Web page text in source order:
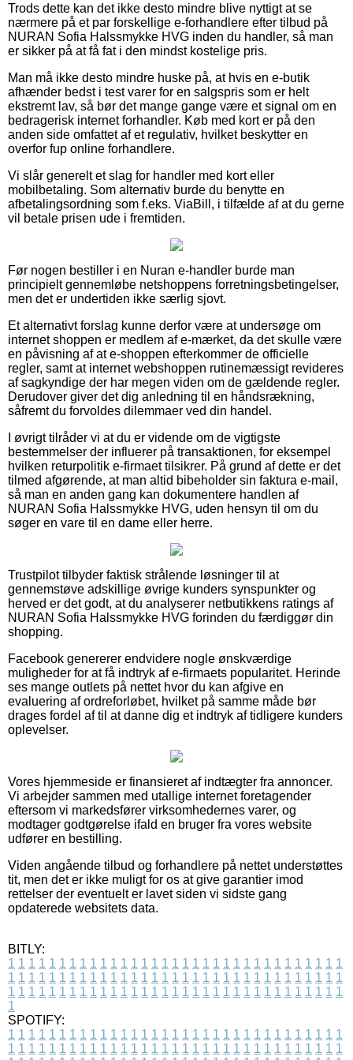
Trods dette kan det ikke desto mindre blive nyttigt at se
nærmere på et par forskellige e-forhandlere efter tilbud på
NURAN Sofia Halssmykke HVG inden du handler, så man
er sikker på at få fat i den mindst kostelige pris.
Man må ikke desto mindre huske på, at hvis en e-butik
afhænder bedst i test varer for en salgspris som er helt
ekstremt lav, så bør det mange gange være et signal om en
bedragerisk internet forhandler. Køb med kort er på den
anden side omfattet af et regulativ, hvilket beskytter en
overfor fup online forhandlere.
Vi slår generelt et slag for handler med kort eller
mobilbetaling. Som alternativ burde du benytte en
afbetalingsordning som f.eks. ViaBill, i tilfælde af at du gerne
vil betale prisen ude i fremtiden.
Før nogen bestiller i en Nuran e-handler burde man
principielt gennemløbe netshoppens forretningsbetingelser,
men det er undertiden ikke særlig sjovt.
Et alternativt forslag kunne derfor være at undersøge om
internet shoppen er medlem af e-mærket, da det skulle være
en påvisning af at e-shoppen efterkommer de officielle
regler, samt at internet webshoppen rutinemæssigt revideres
af sagkyndige der har megen viden om de gældende regler.
Derudover giver det dig anledning til en håndsrækning,
såfremt du forvoldes dilemmaer ved din handel.
I øvrigt tilråder vi at du er vidende om de vigtigste
bestemmelser der influerer på transaktionen, for eksempel
hvilken returpolitik e-firmaet tilsikrer. På grund af dette er det
tilmed afgørende, at man altid bibeholder sin faktura e-mail,
så man en anden gang kan dokumentere handlen af
NURAN Sofia Halssmykke HVG, uden hensyn til om du
søger en vare til en dame eller herre.
Trustpilot tilbyder faktisk strålende løsninger til at
gennemstøve adskillige øvrige kunders synspunkter og
herved er det godt, at du analyserer netbutikkens ratings af
NURAN Sofia Halssmykke HVG forinden du færdiggør din
shopping.
Facebook genererer endvidere nogle ønskværdige
muligheder for at få indtryk af e-firmaets popularitet. Herinde
ses mange outlets på nettet hvor du kan afgive en
evaluering af ordreforløbet, hvilket på samme måde bør
drages fordel af til at danne dig et indtryk af tidligere kunders
oplevelser.
Vores hjemmeside er finansieret af indtægter fra annoncer.
Vi arbejder sammen med utallige internet foretagender
eftersom vi markedsfører virksomhedernes varer, og
modtager godtgørelse ifald en bruger fra vores website
udfører en bestilling.
Viden angående tilbud og forhandlere på nettet understøttes
tit, men det er ikke muligt for os at give garantier imod
rettelser der eventuelt er lavet siden vi sidste gang
opdaterede websitets data.
BITLY:
1 1 1 1 1 1 1 1 1 1 1 1 1 1 1 1 1 1 1 1 1 1 1 1 1 1 1 1 1 1 1 1 1
1 1 1 1 1 1 1 1 1 1 1 1 1 1 1 1 1 1 1 1 1 1 1 1 1 1 1 1 1 1 1 1 1
1 1 1 1 1 1 1 1 1 1 1 1 1 1 1 1 1 1 1 1 1 1 1 1 1 1 1 1 1 1 1 1 1
1
SPOTIFY:
1 1 1 1 1 1 1 1 1 1 1 1 1 1 1 1 1 1 1 1 1 1 1 1 1 1 1 1 1 1 1 1 1
1 1 1 1 1 1 1 1 1 1 1 1 1 1 1 1 1 1 1 1 1 1 1 1 1 1 1 1 1 1 1 1 1